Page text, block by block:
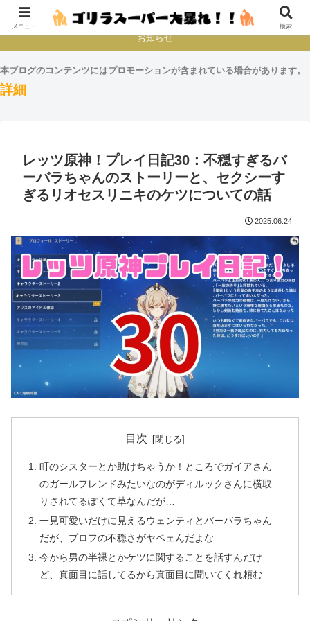
本とか映画とかゲームプレイとか
お知らせ
本ブログのコンテンツにはプロモーションが含まれている場合があります。
詳細
レッツ原神！プレイ日記30：不穏すぎるバ
ーバラちゃんのストーリーと、セクシーす
ぎるリオセスリニキのケツについての話
2025.06.24
目次
町のシスターとか助けちゃうか！ところでガイアさん
のガールフレンドみたいなのがディルックさんに横取
りされてるぽくて草なんだが…
一見可愛いだけに見えるウェンティとバーバラちゃん
だが、プロフの不穏さがヤベェんだよな…
今から男の半裸とかケツに関することを話すんだけ
ど、真面目に話してるから真面目に聞いてくれ頼む
メニュー 検索